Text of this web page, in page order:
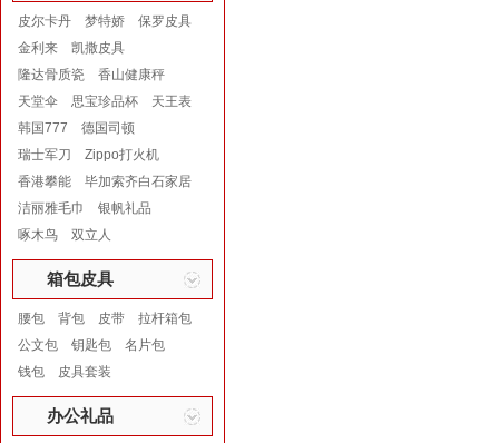
皮尔卡丹 梦特娇
保罗皮具
金利来
凯撒皮具
隆达骨质瓷
香山健康秤
天堂伞
思宝珍品杯
天王表
韩国777
德国司顿
瑞士军刀
Zippo打火机
香港攀能
毕加索齐白石家居
洁丽雅毛巾
银帆礼品
啄木鸟
双立人
箱包皮具
腰包 背包 皮带
拉杆箱包
公文包
钥匙包
名片包
钱包
皮具套装
办公礼品